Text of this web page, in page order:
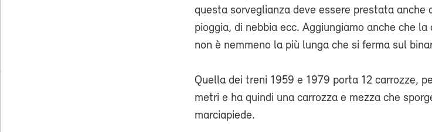
questa sorveglianza deve essere prestata anche
pioggia, di nebbia ecc. Aggiungiamo anche che
non è nemmeno la più lunga che si ferma sul
Quella dei treni 1959 e 1979 porta 12 carrozze,
metri e ha quindi una carrozza e mezza che
marciapiede.